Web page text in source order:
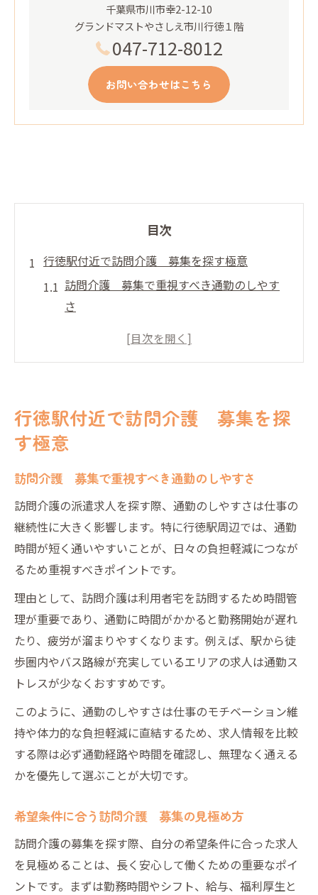
千葉県市川市幸2-12-10
グランドマストやさしえ市川行徳１階
047-712-8012
お問い合わせはこちら
目次
行徳駅付近で訪問介護 募集を探す極意
訪問介護 募集で重視すべき通勤のしやす
さ
希望条件に合う訪問介護 募集の見極め方
初めての方も安心な訪問介護派遣とは
訪問介護 募集で安心できる派遣の魅力
未経験でも挑戦しやすい訪問介護 募集
派遣の訪問介護 募集に多いサポート体制
訪問介護 募集で選ぶべき研修内容とは
初めての訪問介護 募集で注意したい点
柔軟な働き方が叶う求人の見極め方
働きやすい訪問介護 募集の見つけ方
訪問介護 募集で注目したいシフト条件
ライフスタイルに合う訪問介護 募集選び
訪問介護 募集で短時間勤務のメリット
柔軟な働き方が可能な訪問介護 募集とは
訪問介護 募集に強い派遣求人の魅力
派遣の訪問介護 募集で得られる安心感
訪問介護 募集で選ぶ派遣求人のメリット
派遣の訪問介護 募集で重視すべき待遇
訪問介護 募集が豊富な派遣求人の特徴
未経験から始める行徳駅周辺の介護職
未経験歓迎の訪問介護 募集を探す方法
行徳駅付近で訪問介護 募集を探
す極意
訪問介護 募集で重視すべき通勤のしやすさ
訪問介護の派遣求人を探す際、通勤のしやすさは仕事の
継続性に大きく影響します。特に行徳駅周辺では、通勤
時間が短く通いやすいことが、日々の負担軽減につなが
るため重視すべきポイントです。
理由として、訪問介護は利用者宅を訪問するため時間管
理が重要であり、通勤に時間がかかると勤務開始が遅れ
たり、疲労が溜まりやすくなります。例えば、駅から徒
歩圏内やバス路線が充実しているエリアの求人は通勤ス
トレスが少なくおすすめです。
このように、通勤のしやすさは仕事のモチベーション維
持や体力的な負担軽減に直結するため、求人情報を比較
する際は必ず通勤経路や時間を確認し、無理なく通える
かを優先して選ぶことが大切です。
希望条件に合う訪問介護 募集の見極め方
訪問介護の募集を探す際、自分の希望条件に合った求人
を見極めることは、長く安心して働くための重要なポイ
ントです。まずは勤務時間やシフト、給与、福利厚生と